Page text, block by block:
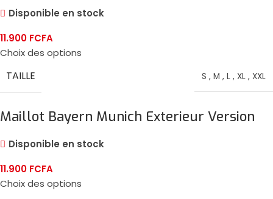
Player 2024/25
Disponible en stock
11.900 FCFA
Choix des options
TAILLE S , M , L , XL , XXL
Maillot Bayern Munich Exterieur Version
Player 2024/25
Disponible en stock
11.900 FCFA
Choix des options